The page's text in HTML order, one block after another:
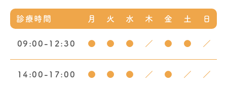
診療時間 月 火 水 木 金 土 日
09:00-12:30 ● ● ● ／ ● ● ／
14:00-17:00 ● ● ● ／ ● ／ ／